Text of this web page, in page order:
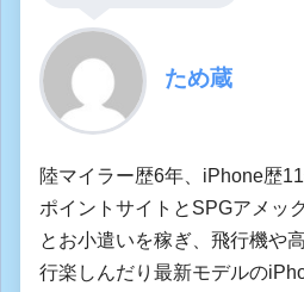
ため蔵
陸マイラー歴6年、iPhone歴
ポイントサイトとSPGアメッ
とお小遣いを稼ぎ、飛行機や
行楽しんだり最新モデルの